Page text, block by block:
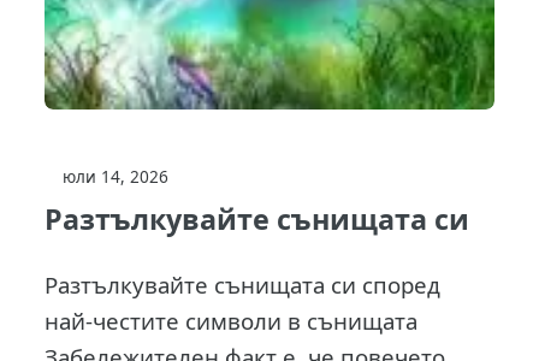
юли 14, 2026
Разтълкувайте сънищата си
Разтълкувайте сънищата си според
най-честите символи в сънищата